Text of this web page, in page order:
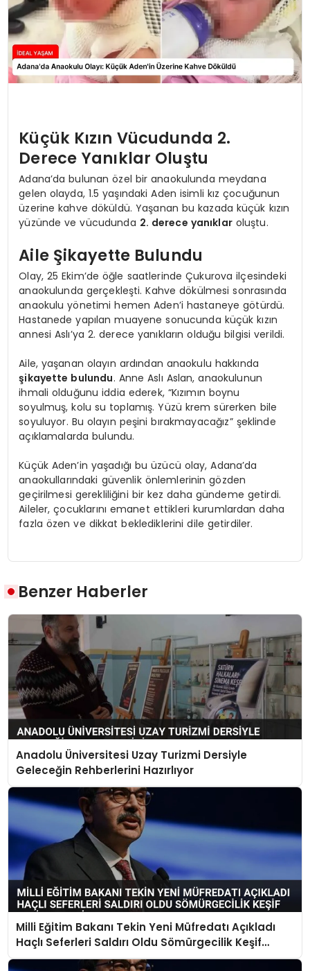
Küçük Kızın Vücudunda 2.
Derece Yanıklar Oluştu
Adana’da bulunan özel bir anaokulunda meydana
gelen olayda, 1.5 yaşındaki Aden isimli kız çocuğunun
üzerine kahve döküldü. Yaşanan bu kazada küçük kızın
yüzünde ve vücudunda 2. derece yanıklaroluştu.
Aile Şikayette Bulundu
Olay, 25 Ekim’de öğle saatlerinde Çukurova ilçesindeki
anaokulunda gerçekleşti. Kahve dökülmesi sonrasında
anaokulu yönetimi hemen Aden’i hastaneye götürdü.
Hastanede yapılan muayene sonucunda küçük kızın
annesi Aslı’ya 2. derece yanıkların olduğu bilgisi verildi.
Aile, yaşanan olayın ardından anaokulu hakkında
şikayette bulundu. Anne Aslı Aslan, anaokulunun
ihmali olduğunu iddia ederek, “Kızımın boynu
soyulmuş, kolu su toplamış. Yüzü krem sürerken bile
soyuluyor. Bu olayın peşini bırakmayacağız” şeklinde
açıklamalarda bulundu.
Küçük Aden’in yaşadığı bu üzücü olay, Adana’da
anaokullarındaki güvenlik önlemlerinin gözden
geçirilmesi gerekliliğini bir kez daha gündeme getirdi.
Aileler, çocuklarını emanet ettikleri kurumlardan daha
fazla özen ve dikkat beklediklerini dile getirdiler.
Benzer Haberler
Anadolu Üniversitesi Uzay Turizmi Dersiyle
Geleceğin Rehberlerini Hazırlıyor
Milli Eğitim Bakanı Tekin Yeni Müfredatı Açıkladı
Haçlı Seferleri Saldırı Oldu Sömürgecilik Keşif
Yerine Geçti